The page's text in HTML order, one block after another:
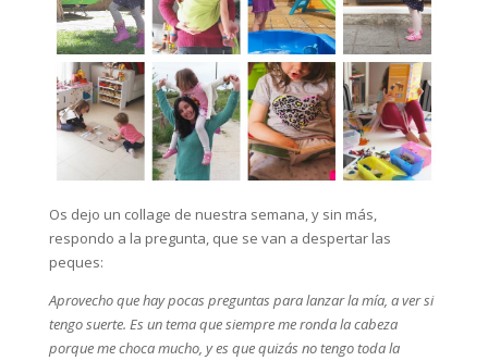
Os dejo un collage de nuestra semana, y sin más,
respondo a la pregunta, que se van a despertar las
peques:
Aprovecho que hay pocas preguntas para lanzar la mía, a ver si
tengo suerte. Es un tema que siempre me ronda la cabeza
porque me choca mucho, y es que quizás no tengo toda la